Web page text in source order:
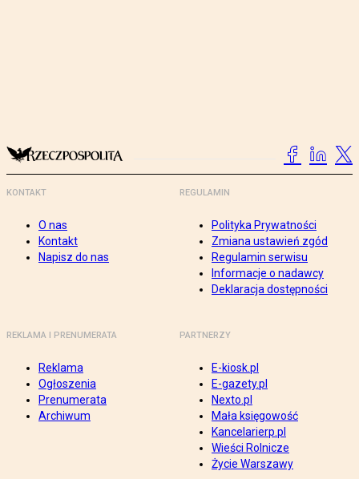
KONTAKT
O nas
Kontakt
Napisz do nas
REGULAMIN
Polityka Prywatności
Zmiana ustawień zgód
Regulamin serwisu
Informacje o nadawcy
Deklaracja dostępności
REKLAMA I PRENUMERATA
Reklama
Ogłoszenia
Prenumerata
Archiwum
PARTNERZY
E-kiosk.pl
E-gazety.pl
Nexto.pl
Mała księgowość
Kancelarierp.pl
Wieści Rolnicze
Życie Warszawy